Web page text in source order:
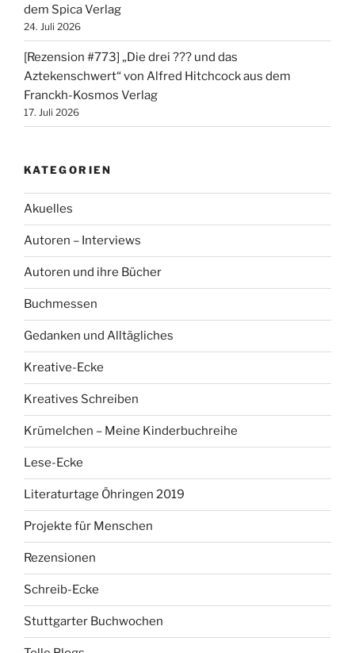
dem Spica Verlag
24. Juli 2026
[Rezension #773] „Die drei ??? und das
Aztekenschwert“ von Alfred Hitchcock aus dem
Franckh-Kosmos Verlag
17. Juli 2026
KATEGORIEN
Akuelles
Autoren – Interviews
Autoren und ihre Bücher
Buchmessen
Gedanken und Alltägliches
Kreative-Ecke
Kreatives Schreiben
Krümelchen – Meine Kinderbuchreihe
Lese-Ecke
Literaturtage Öhringen 2019
Projekte für Menschen
Rezensionen
Schreib-Ecke
Stuttgarter Buchwochen